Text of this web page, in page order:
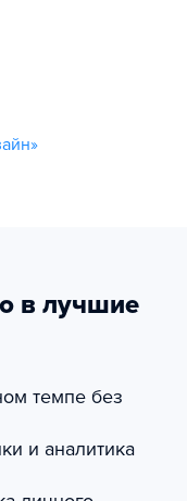
в лучшие
темпе без
и аналитика